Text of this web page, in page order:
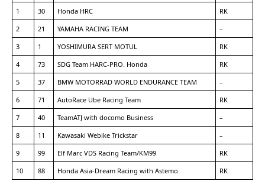
1
30 Honda HRC
RK
2
21 YAMAHA RACING TEAM
–
3
1 YOSHIMURA SERT MOTUL
RK
4
73 SDG Team HARC-PRO. Honda
RK
5
37 BMW MOTORRAD WORLD ENDURANCE TEAM
–
6
71 AutoRace Ube Racing Team
RK
7
40 TeamATJ with docomo Business
–
8
11 Kawasaki Webike Trickstar
–
9
99 Elf Marc VDS Racing Team/KM99
RK
10
88 Honda Asia-Dream Racing with Astemo RK